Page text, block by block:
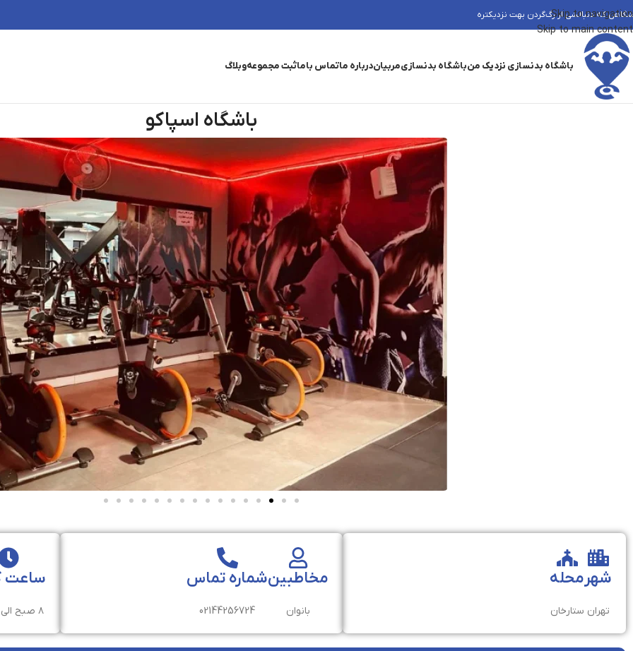
Skip to navigation
Skip to main content
که دنبالشی از رگ‌گردن بهت نزدیکتره
باشگاه بدنسازی نزدیک منباشگاه بدنسازیمربیاندرباره ماتماس باماثبت مجموعهوبلاگ
باشگاه اسپاکو
شهر
تهران
محله
ستارخان
مخاطبین
بانوان
شماره تماس
02144256724
ساعت
۸ صبح الی ۹ شب